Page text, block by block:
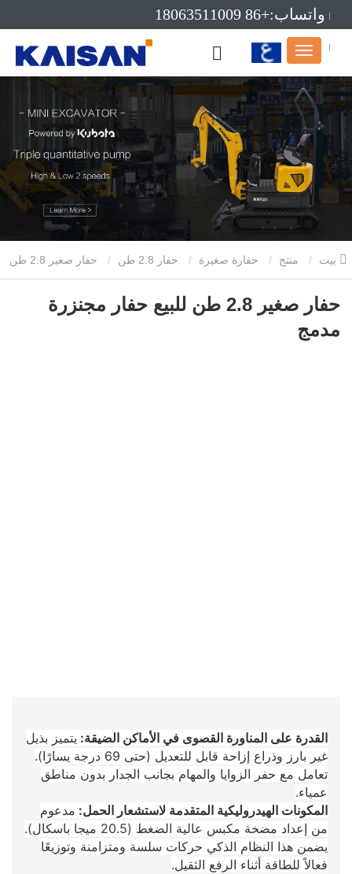
واتساب:+86 18063511009
بريد إلكتروني:info@kaisanmachinery.com
منتج حفارة صغيرة حفار 2.8 طن حفار صغير 2.8 طن
للبيع حفار مجنزرة مدمج
حفار صغير 2.8 طن للبيع حفار مجنزرة
مدمج
القدرة على المناورة القصوى في الأماكن الضيقة: يتميز بذيل
غير بارز وذراع إزاحة قابل للتعديل (حتى 69 درجة يسارًا).
تعامل مع حفر الزوايا والمهام بجانب الجدار بدون مناطق
عمياء.
المكونات الهيدروليكية المتقدمة لاستشعار الحمل: مدعوم
من إعداد مضخة مكبس عالية الضغط (20.5 ميجا باسكال).
يضمن هذا النظام الذكي حركات سلسة ومتزامنة وتوزيعًا
فعالاً للطاقة أثناء الرفع الثقيل.